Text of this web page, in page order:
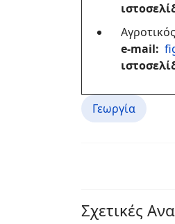
e-mail:
Γεωργία
Σχετικές